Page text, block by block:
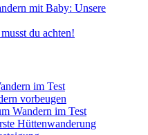
mit Baby: Unsere
du achten!
im Test
vorbeugen
Wandern im Test
Hüttenwanderung